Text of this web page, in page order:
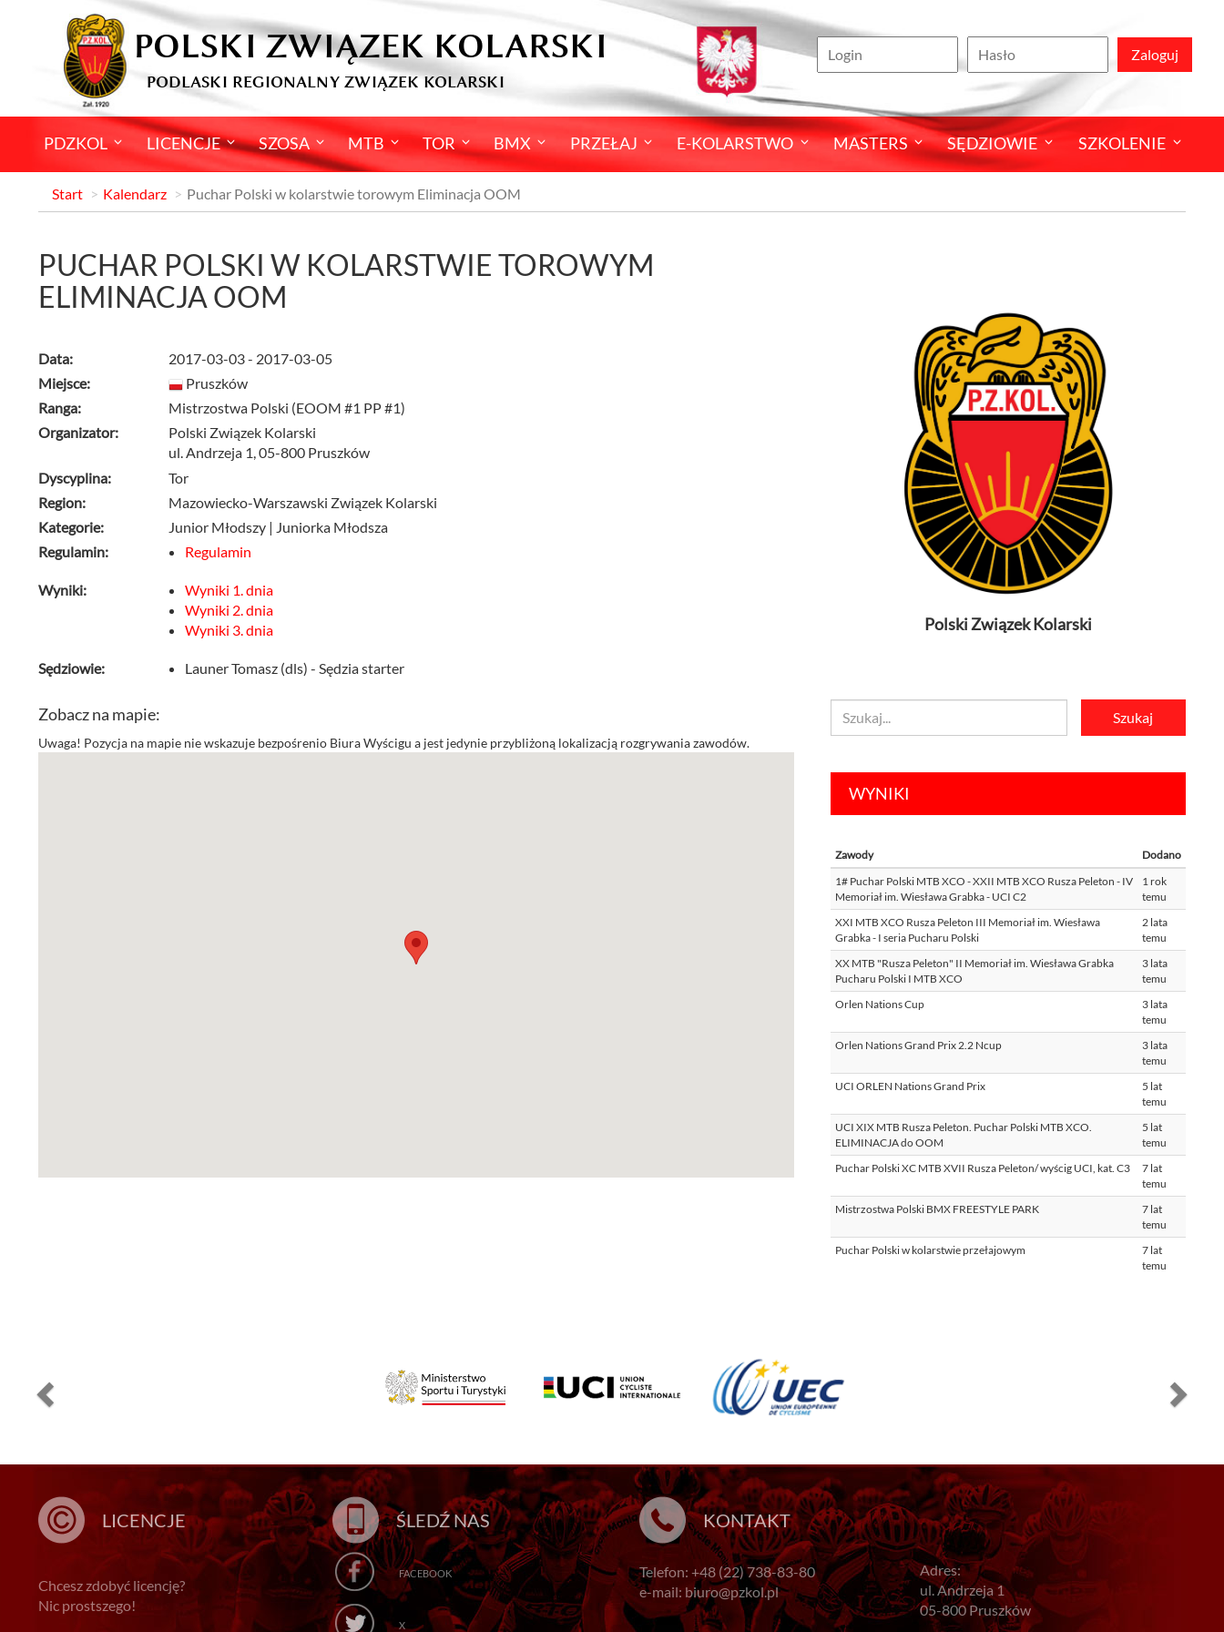
POLSKI ZWIĄZEK KOLARSKI
PODLASKI REGIONALNY ZWIĄZEK KOLARSKI
Zaloguj
PDZKOL LICENCJE SZOSA MTB TOR BMX PRZEŁAJ E-KOLARSTWO MASTERS SĘDZIOWIE SZKOLENIE
Start Kalendarz Puchar Polski w kolarstwie torowym Eliminacja OOM
PUCHAR POLSKI W KOLARSTWIE TOROWYM
ELIMINACJA OOM
Data:
2017-03-03 - 2017-03-05
Miejsce:
Pruszków
Ranga:
Mistrzostwa Polski (EOOM #1 PP #1)
Organizator:
Polski Związek Kolarski
ul. Andrzeja 1, 05-800 Pruszków
Dyscyplina:
Tor
Region:
Mazowiecko-Warszawski Związek Kolarski
Kategorie:
Junior Młodszy | Juniorka Młodsza
Regulamin:
Regulamin
Wyniki:
Wyniki 1. dnia
Wyniki 2. dnia
Wyniki 3. dnia
Sędziowie: Launer Tomasz (dls) - Sędzia starter
Zobacz na mapie:
Uwaga! Pozycja na mapie nie wskazuje bezpośrenio Biura Wyścigu a jest jedynie przybliżoną lokalizacją rozgrywania zawodów.
Polski Związek Kolarski
WYNIKI
Zawody
Dodano
1# Puchar Polski MTB XCO - XXII MTB XCO Rusza Peleton - IV
Memoriał im. Wiesława Grabka - UCI C2
1 rok
temu
XXI MTB XCO Rusza Peleton III Memoriał im. Wiesława
Grabka - I seria Pucharu Polski
2 lata
temu
XX MTB "Rusza Peleton" II Memoriał im. Wiesława Grabka
Pucharu Polski I MTB XCO
3 lata
temu
Orlen Nations Cup
3 lata
temu
Orlen Nations Grand Prix 2.2 Ncup
3 lata
temu
UCI ORLEN Nations Grand Prix
5 lat
temu
UCI XIX MTB Rusza Peleton. Puchar Polski MTB XCO.
ELIMINACJA do OOM
5 lat
temu
Puchar Polski XC MTB XVII Rusza Peleton/ wyścig UCI, kat. C3
7 lat
temu
Mistrzostwa Polski BMX FREESTYLE PARK
7 lat
temu
Puchar Polski w kolarstwie przełajowym
7 lat
temu
LICENCJE
Chcesz zdobyć licencję?
Nic prostszego!
ŚLEDŹ NAS
FACEBOOK
X
KONTAKT
Telefon: +48 (22) 738-83-80
e-mail: biuro@pzkol.pl
Adres:
ul. Andrzeja 1
05-800 Pruszków